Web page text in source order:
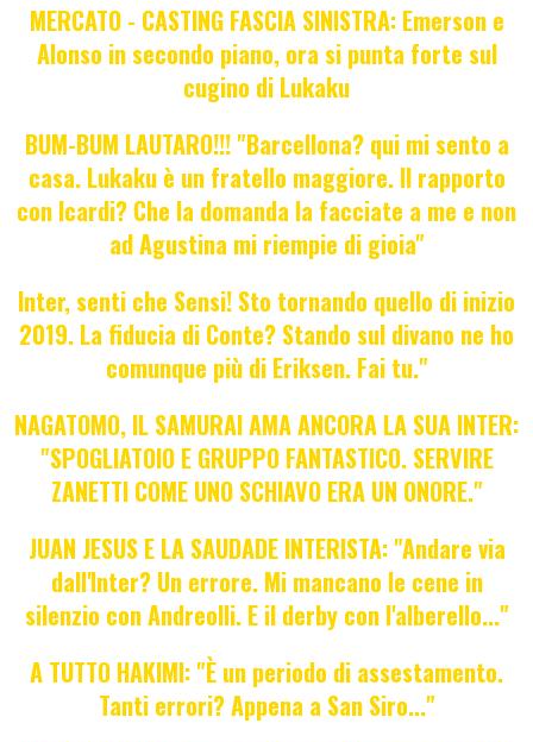
MERCATO - CASTING FASCIA SINISTRA: Emerson e
Alonso in secondo piano, ora si punta forte sul
cugino di Lukaku
BUM-BUM LAUTARO!!! "Barcellona? qui mi sento a
casa. Lukaku è un fratello maggiore. Il rapporto
con Icardi? Che la domanda la facciate a me e non
ad Agustina mi riempie di gioia"
Inter, senti che Sensi! Sto tornando quello di inizio
2019. La fiducia di Conte? Stando sul divano ne ho
comunque più di Eriksen. Fai tu."
NAGATOMO, IL SAMURAI AMA ANCORA LA SUA INTER:
"SPOGLIATOIO E GRUPPO FANTASTICO. SERVIRE
ZANETTI COME UNO SCHIAVO ERA UN ONORE."
JUAN JESUS E LA SAUDADE INTERISTA: "Andare via
dall'Inter? Un errore. Mi mancano le cene in
silenzio con Andreolli. E il derby con l'alberello..."
A TUTTO HAKIMI: "È un periodo di assestamento.
Tanti errori? Appena a San Siro..."